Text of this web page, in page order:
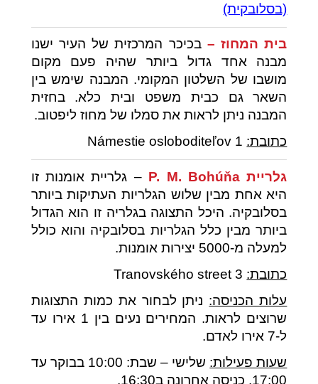
(בסלובקית)
בית המחוז – בכיכר המרכזית של העיר ישנו
מבנה אחד גדול ביותר שהיה פעם מקום
מושבו של השלטון המקומי. המבנה שימש בין
השאר גם כבית משפט ובית כלא. בחזית
המבנה ניתן לראות את סמלו של מחוז ליפטוב.
כתובת:
גלריית P. M. Bohúňa – גלריית אומנות זו
היא אחת מבין שלוש הגלריות העתיקות ביותר
בסלובקיה. היכל התצוגה בגלריה זו הוא הגדול
ביותר מבין כלל הגלריות בסלובקיה והוא כולל
למעלה מ-5000 יצירות אומנות.
כתובת:
עלות הכניסה: ניתן לבחור את כמות התצוגות
שרוצים לראות. המחירים נעים בין 1 אירו עד
ל-7 אירו לאדם.
שעות פעילות:
שלישי – שבת: 10:00 בבוקר עד
17:00. כניסה אחרונה ב16:30.